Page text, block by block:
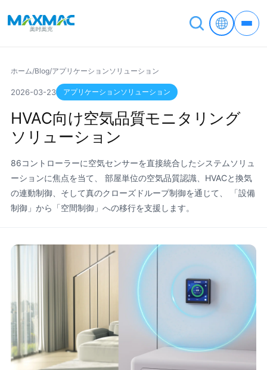
ホーム/Blog/アプリケーションソリューション
2026-03-23 アプリケーションソリューション
HVAC向け空気品質モニタリング
ソリューション
86コントローラーに空気センサーを直接統合したシステムソリュ
ーションに焦点を当て、 部屋単位の空気品質認識、HVACと換気
の連動制御、そして真のクローズドループ制御を通じて、 「設備
制御」から「空間制御」への移行を支援します。